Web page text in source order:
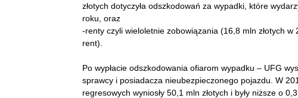
złotych dotyczyła odszkodowań za wypadki, które
roku, oraz
-renty czyli wieloletnie zobowiązania (16,8 mln złotych
rent).
Po wypłacie odszkodowania ofiarom wypadku – UFG
sprawcy i posiadacza nieubezpieczonego pojazdu. W
regresowych wyniosły 50,1 mln złotych i były niższe o